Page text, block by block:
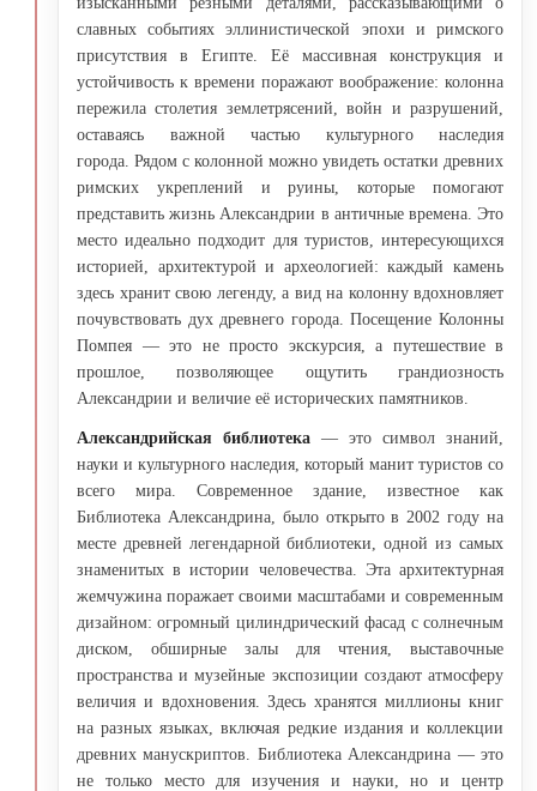
славных событиях эллинистической эпохи и римского
присутствия в Египте. Её массивная конструкция и
устойчивость к времени поражают воображение: колонна
пережила столетия землетрясений, войн и разрушений,
оставаясь важной частью культурного наследия
города. Рядом с колонной можно увидеть остатки древних
римских укреплений и руины, которые помогают
представить жизнь Александрии в античные времена. Это
место идеально подходит для туристов, интересующихся
историей, архитектурой и археологией: каждый камень
здесь хранит свою легенду, а вид на колонну вдохновляет
почувствовать дух древнего города. Посещение Колонны
Помпея — это не просто экскурсия, а путешествие в
прошлое, позволяющее ощутить грандиозность
Александрии и величие её исторических памятников.
Александрийская библиотека — это символ знаний,
науки и культурного наследия, который манит туристов со
всего мира. Современное здание, известное как
Библиотека Александрина, было открыто в 2002 году на
месте древней легендарной библиотеки, одной из самых
знаменитых в истории человечества. Эта архитектурная
жемчужина поражает своими масштабами и современным
дизайном: огромный цилиндрический фасад с солнечным
диском, обширные залы для чтения, выставочные
пространства и музейные экспозиции создают атмосферу
величия и вдохновения. Здесь хранятся миллионы книг
на разных языках, включая редкие издания и коллекции
древних манускриптов. Библиотека Александрина — это
не только место для изучения и науки, но и центр